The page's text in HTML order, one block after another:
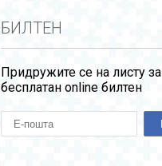
БИЛТЕН
Придружите се на листу за
бесплатан online билтен